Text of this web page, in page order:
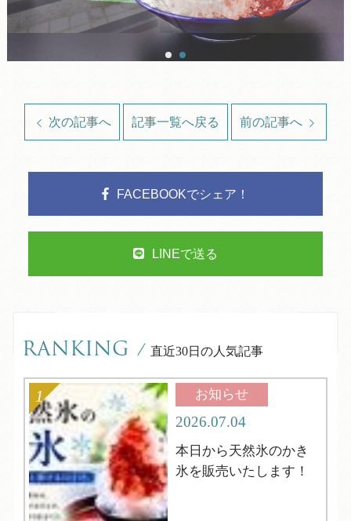
次の記事へ 記事一覧へ戻る 前の記事へ
FACEBOOKでシェア！
LINEで送る
RANKING / 直近30日の人気記事
お知らせ
2026.07.04
本日から天然氷のかき
氷を販売いたします！